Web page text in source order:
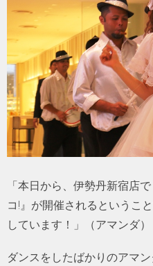
「本日から、伊勢丹新宿店
コ!』が開催されるというこ
しています！」（アマンダ）
ダンスをしたばかりのアマ